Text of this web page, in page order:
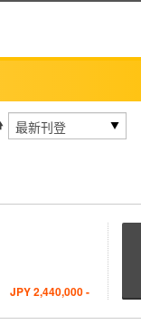
排序方式
JPY2,440,000-